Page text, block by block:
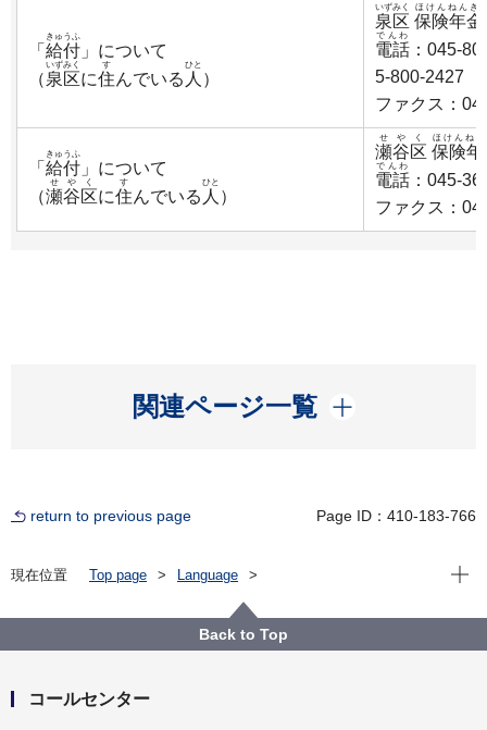
「 給付
きゅうふ
」について
（泉区
いずみく
に住
す
んでいる 人
ひと
）
泉区
いずみく
保険年金
ほけんねんき
電話
でんわ
：045-
5-800-2427
ファクス：
「 給付
きゅうふ
」について
（瀬谷区
せやく
に住
す
んでいる 人
ひと
）
瀬谷区
せやく
保険
ほけんね
電話
でんわ
：045-
ファクス：
関連ページ一覧
開く
return to previous page Page ID：410-183-766
現在位置 Top page
Language
やさしい日本語
ほけん や ねんきん（びょうき や しょうらいの
ための お金）
Open
Back to Top
コールセンター